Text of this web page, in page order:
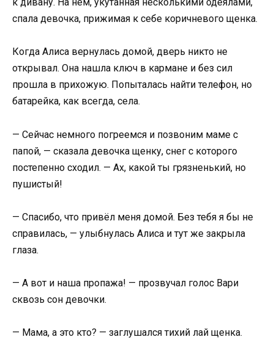
спала девочка, прижимая к себе коричневого щенка.
Когда Алиса вернулась домой, дверь никто не
открывал. Она нашла ключ в кармане и без сил
прошла в прихожую. Попыталась найти телефон, но
батарейка, как всегда, села.
— Сейчас немного погреемся и позвоним маме с
папой, — сказала девочка щенку, снег с которого
постепенно сходил. — Ах, какой ты грязненький, но
пушистый!
— Спасибо, что привёл меня домой. Без тебя я бы не
справилась, — улыбнулась Алиса и тут же закрыла
глаза.
— А вот и наша пропажа! — прозвучал голос Вари
сквозь сон девочки.
— Мама, а это кто? — заглушался тихий лай щенка.